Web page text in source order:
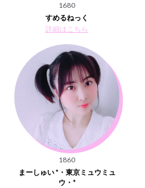
1680
すめるねっく
詳細はこちら
1860
まーしゅい *・東京ミュウミュ
ウ・*